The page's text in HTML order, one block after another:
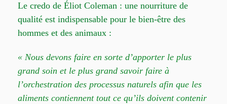
Le credo de Éliot Coleman : une nourriture de
qualité est indispensable pour le bien-être des
hommes et des animaux :
« Nous devons faire en sorte d’apporter le plus
grand soin et le plus grand savoir faire à
l’orchestration des processus naturels afin que les
aliments contiennent tout ce qu’ils doivent contenir